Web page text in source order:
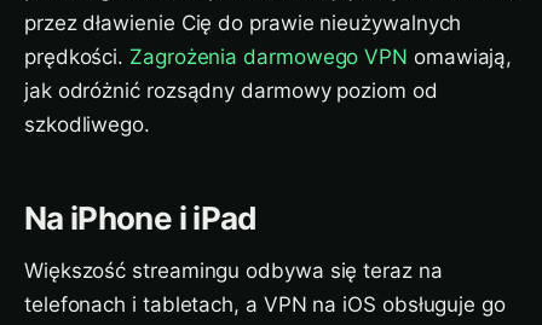
przez dławienie Cię do prawie nieużywalnych
prędkości. Zagrożenia darmowego VPN omawiają,
jak odróżnić rozsądny darmowy poziom od
szkodliwego.
Na iPhone i iPad
Większość streamingu odbywa się teraz na
telefonach i tabletach, a VPN na iOS obsługuje go